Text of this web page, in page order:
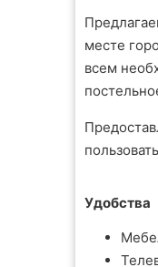
месте
всем
Удобства